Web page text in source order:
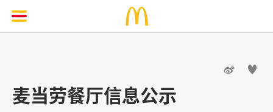
 
麦当劳餐厅信息公示